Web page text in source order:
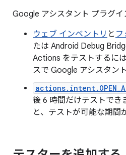
Google アシスタント プラグイ
ウェブ インベントリ と
たは Android Debug
Actions をテストするに
スで Google アシスタン
後 6 時間だけテストでき
と、テストが可能な期間